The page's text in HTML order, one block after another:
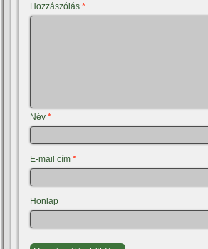
Hozzászólás*
Név*
E-mail cím*
Honlap